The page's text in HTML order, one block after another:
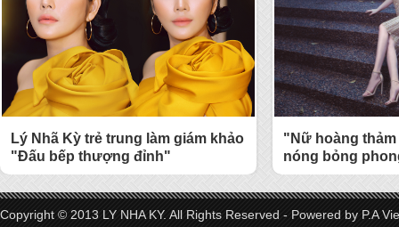
Lý Nhã Kỳ trẻ trung làm giám khảo
"Đấu bếp thượng đỉnh"
"Nữ hoàng
nóng bỏng
Copyright © 2013 LY NHA KY. All Rights Reserved - Powered by P.A